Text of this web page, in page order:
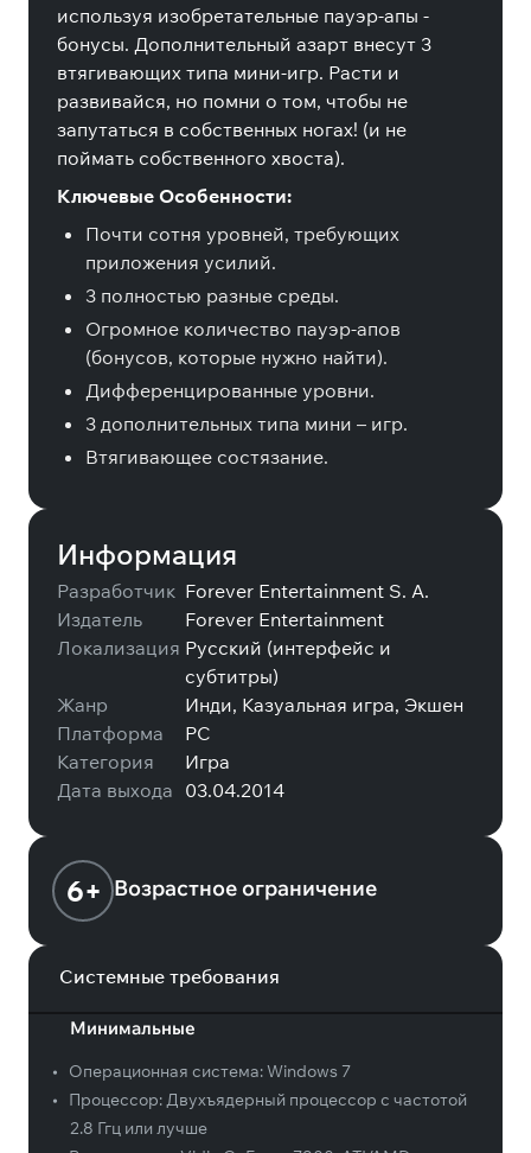
используя изобретательные пауэр-апы -
бонусы. Дополнительный азарт внесут 3
втягивающих типа мини-игр. Расти и
развивайся, но помни о том, чтобы не
запутаться в собственных ногах! (и не
поймать собственного хвоста).
Ключевые Особенности:
Почти сотня уровней, требующих
приложения усилий.
3 полностью разные среды.
Огромное количество пауэр-апов
(бонусов, которые нужно найти).
Дифференцированные уровни.
3 дополнительных типа мини – игр.
Втягивающее состязание.
Информация
Разработчик Forever Entertainment S. A.
Издатель
Forever Entertainment
Локализация Русский (интерфейс и
субтитры)
Жанр
Инди, Казуальная игра, Экшен
Платформа
PC
Категория
Игра
Дата выхода 03.04.2014
6+ Возрастное ограничение
Системные требования
Минимальные
• Операционная система:Windows 7
•
Процессор:Двухъядерный процессор с частотой
2.8 Ггц или лучше